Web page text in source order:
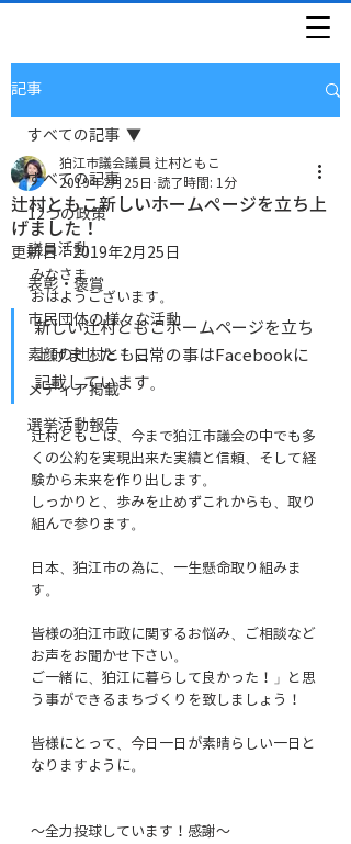
記事
すべての記事
12つの政策
議員活動
表彰・褒賞
市民団体の様々な活動
素顔の辻村ともこ
メディア掲載
選挙活動報告
すべての記事
辻村ともこ新しいホームぺージを立ち上
げました！
狛江市議会議員 辻村ともこ
2019年2月25日 読了時間: 1分
更新日：2019年2月25日
みなさま
おはようございます。
新しい辻村ともこホームページを立ち
上げました！日常の事はFacebookに
記載しています。
辻村ともこは、今まで狛江市議会の中でも多
くの公約を実現出来た実績と信頼、そして経
験から未来を作り出します。
しっかりと、歩みを止めずこれからも、取り
組んで参ります。
日本、狛江市の為に、一生懸命取り組みま
す。
皆様の狛江市政に関するお悩み、ご相談など
お声をお聞かせ下さい。
ご一緒に、狛江に暮らして良かった！」と思
う事ができるまちづくりを致しましょう！
皆様にとって、今日一日が素晴らしい一日と
なりますように。
～全力投球しています！感謝～